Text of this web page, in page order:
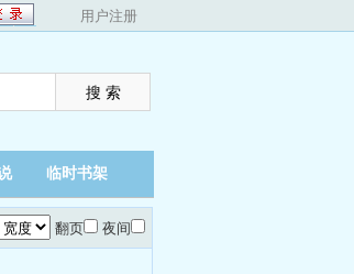
用户注册
临时书架
翻页 夜间